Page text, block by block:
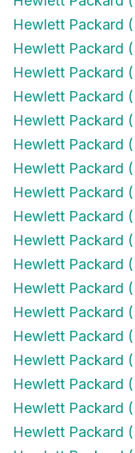
Hewlett Packard
Hewlett Packard
Hewlett Packard
Hewlett Packard
Hewlett Packard
Hewlett Packard
Hewlett Packard
Hewlett Packard
Hewlett Packard
Hewlett Packard
Hewlett Packard
Hewlett Packard
Hewlett Packard
Hewlett Packard
Hewlett Packard
Hewlett Packard
Hewlett Packard
Hewlett Packard
Hewlett Packard